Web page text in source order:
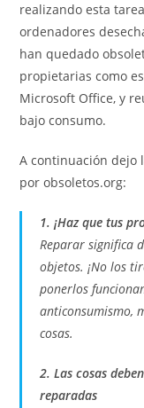
realizando esta
ordenadores
han quedado
propietarias como
Microsoft Office, y
bajo consumo.
A continuación dejo
por obsoletos.org:
1. ¡Haz que tus
Reparar significa
objetos. ¡No los
ponerlos
anticonsumismo,
cosas.
2. Las cosas
reparadas